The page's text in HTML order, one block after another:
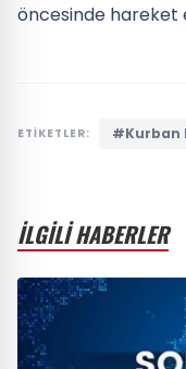
öncesinde
ETİKETLER: #Kurban
İLGİLİ HABERLER